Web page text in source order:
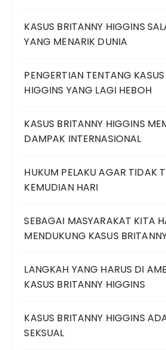
KASUS BRITANNY HIGGINS
YANG MENARIK DUNIA
PENGERTIAN TENTANG
HIGGINS YANG LAGI HEBOH
KASUS BRITANNY HIGGINS
DAMPAK INTERNASIONAL
HUKUM PELAKU AGAR TIDAK
KEMUDIAN HARI
SEBAGAI MASYARAKAT KITA
MENDUKUNG KASUS
LANGKAH YANG HARUS DI
KASUS BRITANNY HIGGINS
KASUS BRITANNY HIGGINS
SEKSUAL